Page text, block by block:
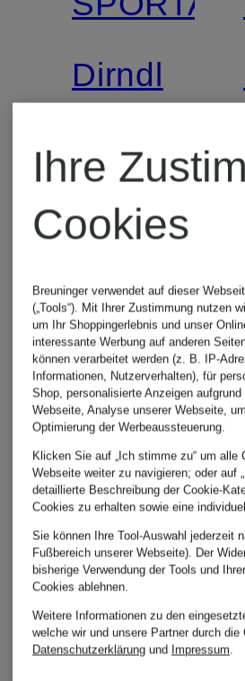
Dirndl
mit
Spitze
1.299 €
Ihre
Cookies
Breuninger verwendet auf dieser
(„Tools“). Mit Ihrer Zustimmung nutzen
um Ihr Shoppingerlebnis und unser
interessante Werbung auf anderen
können verarbeitet werden (z. B. IP-
Informationen, Nutzerverhalten), für
Shop, personalisierte Anzeigen
Webseite, Analyse unserer Webseite,
Optimierung der Werbeaussteuerung.
Klicken Sie auf „Ich stimme zu“ um
Webseite weiter zu navigieren; oder auf
detaillierte Beschreibung der Cookie-
Cookies zu erhalten sowie eine
Sie können Ihre Tool-Auswahl jederzeit
Fußbereich unserer Webseite). Der
bisherige Verwendung der Tools und
Cookies ablehnen.
Weitere Informationen zu den
welche wir und unsere Partner durch
Datenschutzerklärung und Impressum.